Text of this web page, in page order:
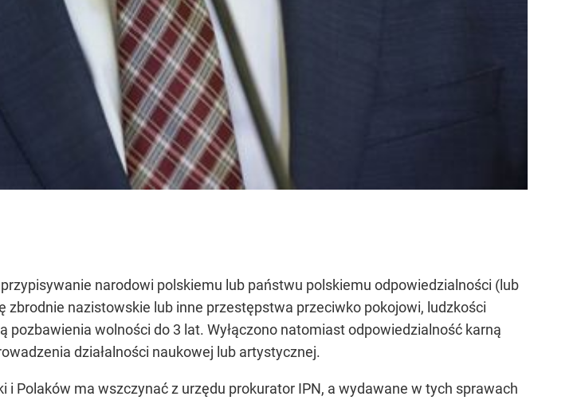
narodowi polskiemu lub państwu polskiemu odpowiedzialności (lub
zbrodnie nazistowskie lub inne przestępstwa przeciwko pokojowi, ludzkości
wolności do 3 lat. Wyłączono natomiast odpowiedzialność karną
działalności naukowej lub artystycznej.
Polaków ma wszczynać z urzędu prokurator IPN, a wydawane w tych sprawach